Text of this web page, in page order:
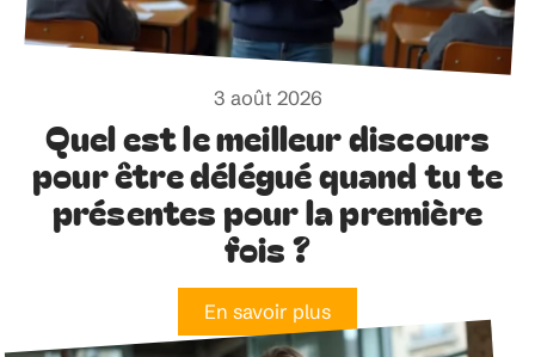
3 août 2026
Quel est le meilleur discours
pour être délégué quand tu te
présentes pour la première
fois ?
En savoir plus